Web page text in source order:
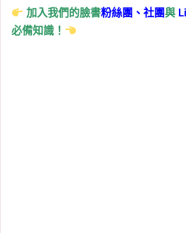
加入我們的臉書粉絲團、社團與
必備知識！